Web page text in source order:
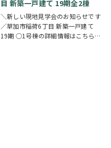
目 新築一戸建て 19期全2棟
＼新しい現地見学会のお知らせです
／草加市稲荷6丁目 新築一戸建て
19期 ○1号棟の詳細情報はこちら